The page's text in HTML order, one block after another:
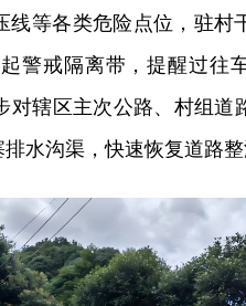
线等各类危险点位，驻村
警戒隔离带，提醒过往
对辖区主次公路、村组道
水沟渠，快速恢复道路整